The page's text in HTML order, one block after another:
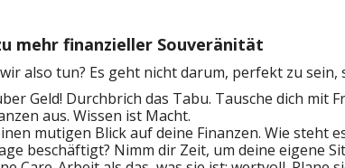
mehr finanzieller Souveränität
also tun? Es geht nicht darum, perfekt zu
Geld! Durchbrich das Tabu. Tausche dich mit
aus. Wissen ist Macht.
mutigen Blick auf deine Finanzen. Wie steht
beschäftigt? Nimm dir Zeit, um deine eigene